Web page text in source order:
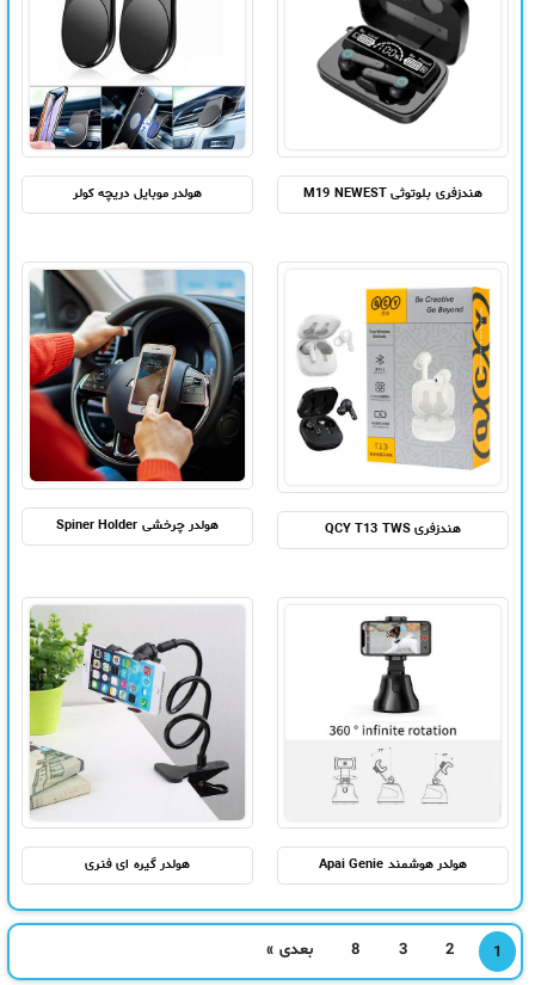
هندزفری بلوتوثی M19 NEWEST هولدر موبایل دریچه کولر
هندزفری QCY T13 TWS هولدر چرخشی Spiner Holder
هولدر هوشمند Apai Genie هولدر گیره ای فنری
1
2
3
8 بعدی »